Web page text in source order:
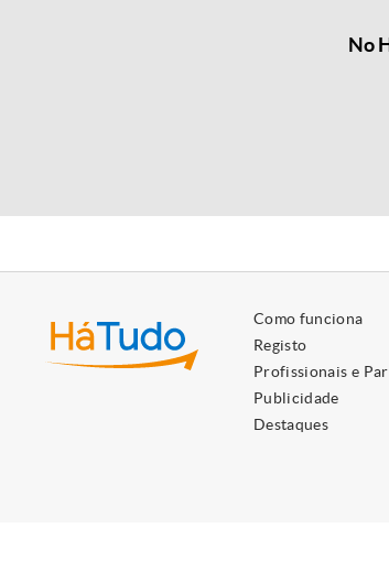
No
Como funciona
Registo
Profissionais e
Publicidade
Destaques